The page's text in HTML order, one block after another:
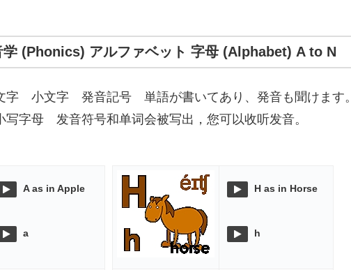
学 (Phonics) アルファベット 字母 (Alphabet) A to N
字 小文字 発音記号 単語が書いてあり、発音も聞けます。
写字母 发音符号和单词会被写出，您可以收听发音。
A as in Apple
a
H as in Horse
h